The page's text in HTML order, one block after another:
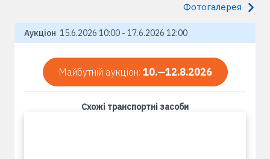
Фотогалерея
Аукціон 15.6.2026 10:00 - 17.6.2026 12:00
Майбутній аукціон: 10.—12.8.2026
Схожі транспортні засоби